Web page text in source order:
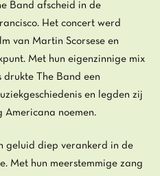
Band afscheid in de
Het concert werd
van Martin Scorsese en
Met hun eigenzinnige mix
drukte The Band een
en legden zij
Americana noemen.
geluid diep verankerd in de
Met hun meerstemmige zang